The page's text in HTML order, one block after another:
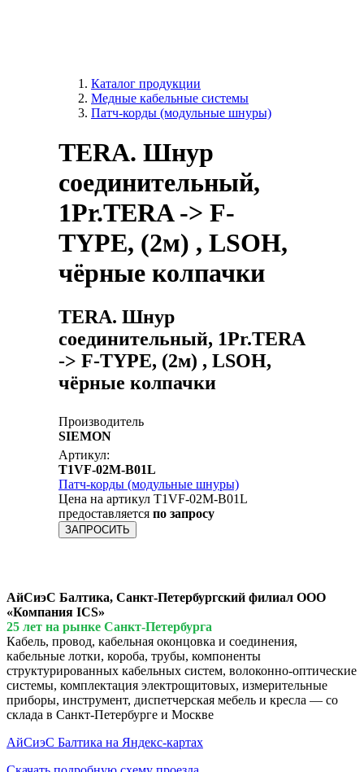
Каталог продукции
Медные кабельные системы
Патч-корды (модульные шнуры)
TERA. Шнур
соединительный,
1Pr.TERA -> F-
TYPE, (2м) , LSOH,
чёрные колпачки
TERA. Шнур
соединительный, 1Pr.TERA
-> F-TYPE, (2м) , LSOH,
чёрные колпачки
Производитель
SIEMON
Артикул:
T1VF-02M-B01L
Патч-корды (модульные шнуры)
Цена на артикул T1VF-02M-B01L
предоставляется по запросу
ЗАПРОСИТЬ
АйСиэС Балтика, Санкт-Петербургский филиал ООО
«Компания ICS»
25 лет на рынке Санкт-Петербурга
Кабель, провод, кабельная оконцовка и соединения,
кабельные лотки, короба, трубы, компоненты
структурированных кабельных систем, волоконно-оптические
системы, комплектация электрощитовых, измерительные
приборы, инструмент, диспетчерская мебель и кресла — со
склада в Санкт-Петербурге и Москве
АйСиэС Балтика на Яндекс-картах